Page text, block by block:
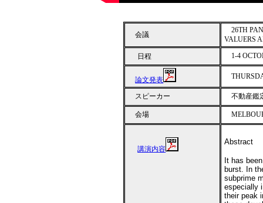
会議
26TH
VALUERS
日程 1-4
論文発表
スピーカー 不動産
会場
講演内容
Abstract
It has
burst. In
subprime
especially
their peak